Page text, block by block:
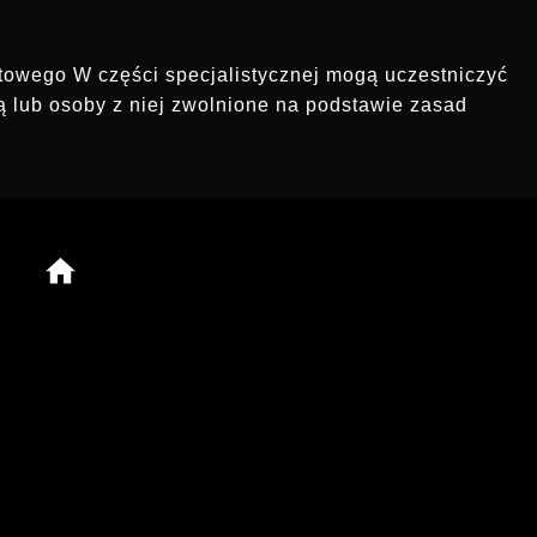
W części specjalistycznej mogą uczestniczyć
lub osoby z niej zwolnione na podstawie zasad